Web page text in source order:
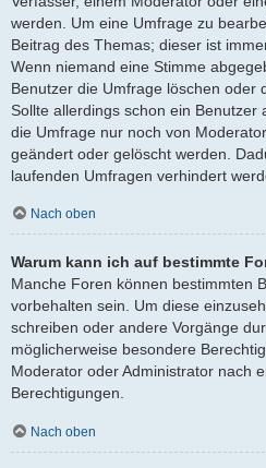
werden. Um eine Umfrage zu
Beitrag des Themas; dieser ist
Wenn niemand eine Stimme
Benutzer die Umfrage löschen oder
Sollte allerdings schon ein Benutzer
die Umfrage nur noch von
geändert oder gelöscht werden.
laufenden Umfragen verhindert
Nach oben
Warum kann ich auf bestimmte
Manche Foren können bestimmten
vorbehalten sein. Um diese
schreiben oder andere Vorgänge
möglicherweise besondere
Moderator oder Administrator nach
Berechtigungen.
Nach oben